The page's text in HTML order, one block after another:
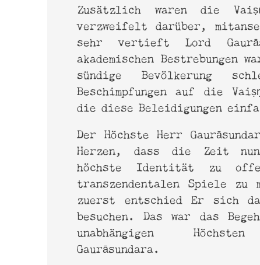
Zusätzlich waren die
verzweifelt darüber,
sehr vertieft Lord
akademischen Bestrebungen
sündige Bevölkerung
Beschimpfungen auf die
die diese Beleidigungen
Der Höchste Herr
Herzen, dass die Zeit
höchste Identität zu
transzendentalen Spiele zu
zuerst entschied Er sich
besuchen. Das war das
unabhängigen
Gaurāsundara.